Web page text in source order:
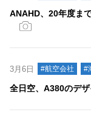
ANAHD、20年度ま
3月6日 #航空会社 #
全日空、A380のデ